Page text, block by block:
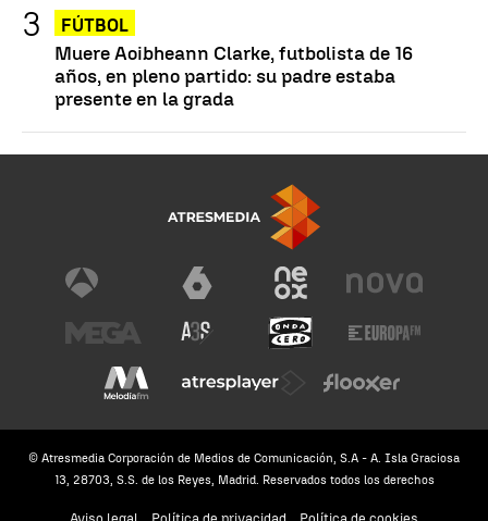
FÚTBOL
Muere Aoibheann Clarke, futbolista de 16
años, en pleno partido: su padre estaba
presente en la grada
© Atresmedia Corporación de Medios de Comunicación, S.A - A. Isla Graciosa
13, 28703, S.S. de los Reyes, Madrid. Reservados todos los derechos